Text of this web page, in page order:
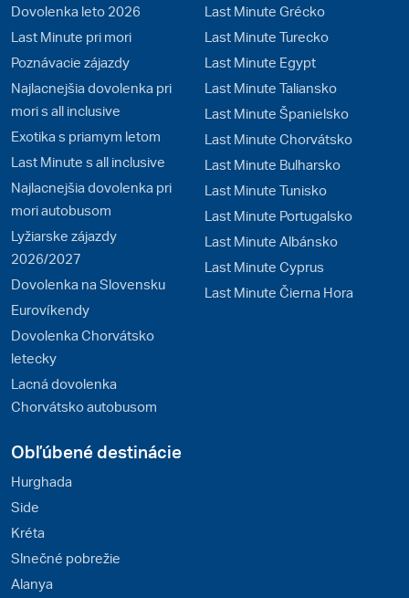
Dovolenka leto 2026
Last Minute pri mori
Poznávacie zájazdy
Najlacnejšia dovolenka pri
mori s all inclusive
Exotika s priamym letom
Last Minute s all inclusive
Najlacnejšia dovolenka pri
mori autobusom
Lyžiarske zájazdy
2026/2027
Dovolenka na Slovensku
Eurovíkendy
Dovolenka Chorvátsko
letecky
Lacná dovolenka
Chorvátsko autobusom
Last Minute Grécko
Last Minute Turecko
Last Minute Egypt
Last Minute Taliansko
Last Minute Španielsko
Last Minute Chorvátsko
Last Minute Bulharsko
Last Minute Tunisko
Last Minute Portugalsko
Last Minute Albánsko
Last Minute Cyprus
Last Minute Čierna Hora
Obľúbené destinácie
Hurghada
Side
Kréta
Slnečné pobrežie
Alanya